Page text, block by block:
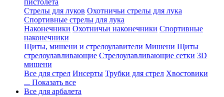
пистолета
Стрелы для луков Охотничьи стрелы для лука
Спортивные стрелы для лука
Наконечники Охотничьи наконечники Спортивные
наконечники
Щиты, мишени и стрелоулавители Мишени Щиты
стрелоулавливающие Стрелоулавливающие сетки 3D
мишени
Все для стрел Инсерты Трубки для стрел Хвостовики
... Показать все
Все для арбалета